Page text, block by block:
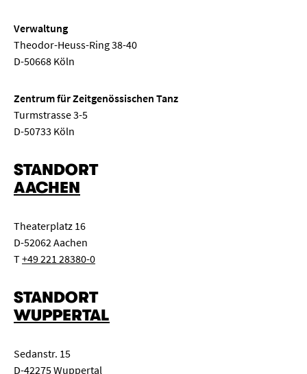
Verwaltung
Theodor-Heuss-Ring 38-40
D-50668 Köln
Zentrum für Zeitgenössischen Tanz
Turmstrasse 3-5
D-50733 Köln
STANDORT
AACHEN
Theaterplatz 16
D-52062 Aachen
T+49 221 28380-0
STANDORT
WUPPERTAL
Sedanstr. 15
D-42275 Wuppertal